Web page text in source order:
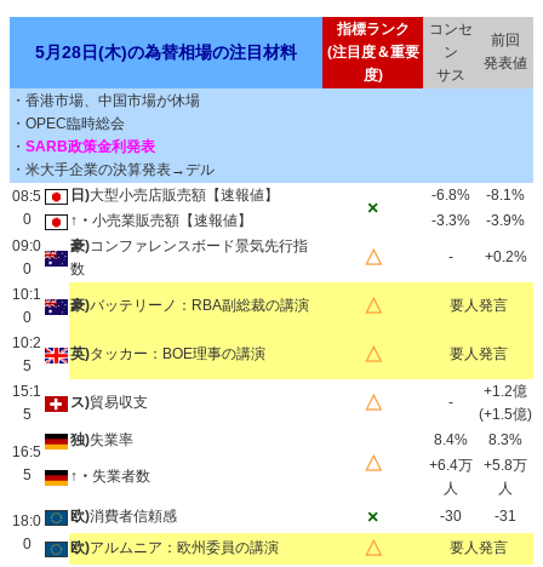
5月28日(木)の為替相場の注目材料
指標ランク
(注目度＆重要
度)
コンセ
ン
サス
前回
発表値
・香港市場、中国市場が休場
・OPEC臨時総会
・ SARB政策金利発表
・米大手企業の決算発表→デル
08:5
0
日)大型小売店販売額【速報値】
×
-6.8%
-8.1%
↑・ 小売業販売額【速報値】 -3.3%
-3.9%
09:0
0
豪)コンファレンスボード景気先行指
数
△ - +0.2%
10:1
0
豪)バッテリーノ：RBA副総裁の講演 △ 要人発言
10:2
5
英)タッカー：BOE理事の講演 △ 要人発言
15:1
5
ス)貿易収支 △ -
+1.2億
(+1.5億)
16:5
5
独)失業率
△
8.4% 8.3%
↑・ 失業者数
+6.4万
人
+5.8万
人
18:0
0
欧)消費者信頼感 × -30
-31
欧)アルムニア：欧州委員の講演 △
要人発言